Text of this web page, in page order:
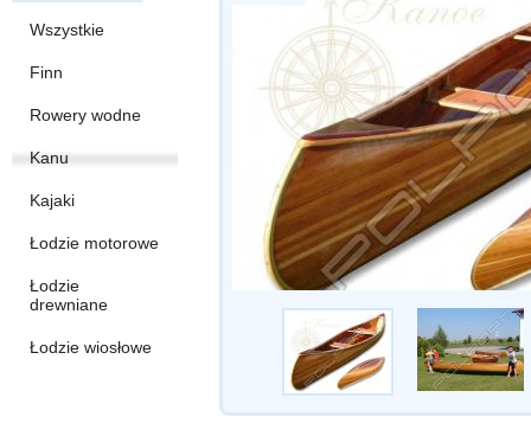
Wszystkie
Finn
Rowery wodne
Kanu
Kajaki
Łodzie motorowe
Łodzie
drewniane
Łodzie wiosłowe